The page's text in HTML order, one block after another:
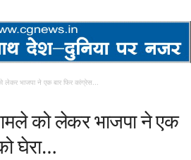
लेकर भाजपा ने एक बार फिर कांग्रेस...
को लेकर भाजपा ने एक
घेरा…